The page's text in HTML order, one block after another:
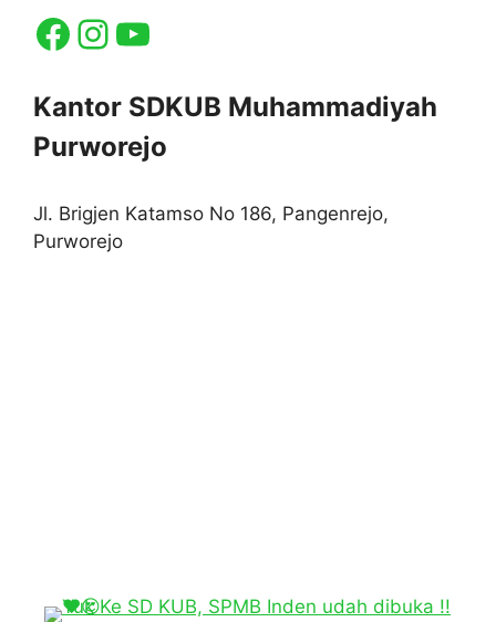
Facebook
Instagram
YouTube
Kantor SDKUB Muhammadiyah
Purworejo
Jl. Brigjen Katamso No 186, Pangenrejo,
Purworejo